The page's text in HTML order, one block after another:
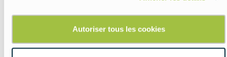
Autoriser tous les cookies